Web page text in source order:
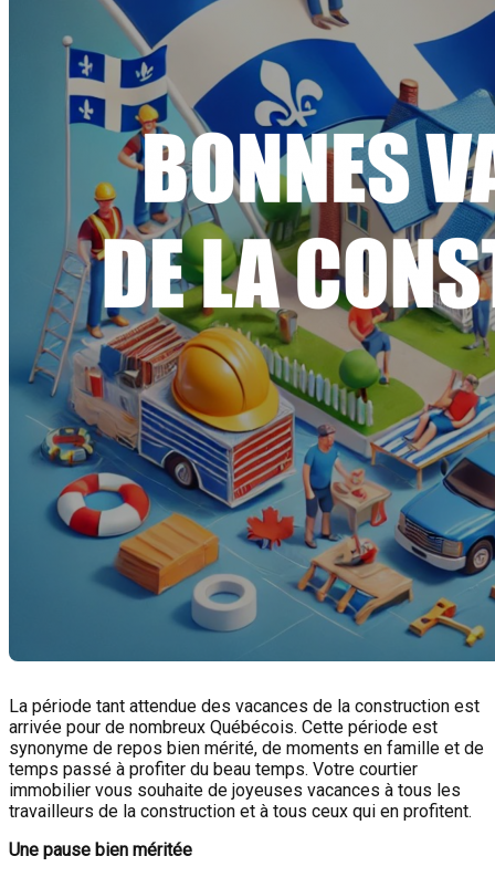
La période tant attendue des vacances de la construction est
arrivée pour de nombreux Québécois. Cette période est
synonyme de repos bien mérité, de moments en famille et de
temps passé à profiter du beau temps. Votre courtier
immobilier vous souhaite de joyeuses vacances à tous les
travailleurs de la construction et à tous ceux qui en profitent.
Une pause bien méritée